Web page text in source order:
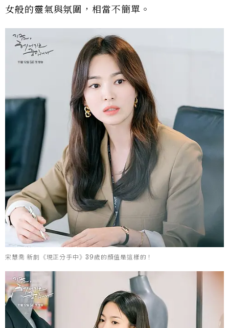
女般的靈氣與氛圍，相當不簡單。
宋慧喬 新劇《現正分手中》39歲的顏值是這樣的！